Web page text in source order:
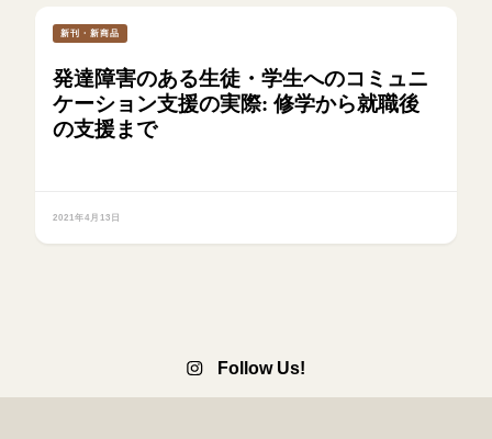
新刊・新商品
発達障害のある生徒・学生へのコミュニ
ケーション支援の実際: 修学から就職後
の支援まで
2021年4月13日
Follow Us!